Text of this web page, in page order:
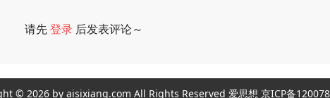
请先登录 后发表评论～
© 2026 by aisixiang.com All Rights Reserved 爱思想 京ICP备